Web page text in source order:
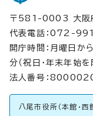
〒581-0003 大阪
代表電話：072-
開庁時間：月曜日
分（祝日・年末年始を
法人番号：
八尾市役所（本館・西